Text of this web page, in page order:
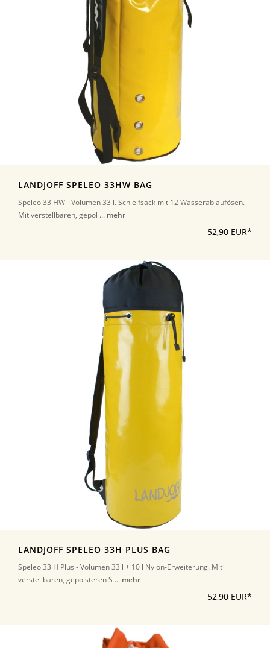
LANDJOFF SPELEO 33HW BAG
Speleo 33 HW - Volumen 33 l. Schleifsack mit 12 Wasserablaufösen.
Mit verstellbaren, gepol ... mehr
52,90 EUR*
LANDJOFF SPELEO 33H PLUS BAG
Speleo 33 H Plus - Volumen 33 l + 10 l Nylon-Erweiterung. Mit
verstellbaren, gepolsteren S ... mehr
52,90 EUR*